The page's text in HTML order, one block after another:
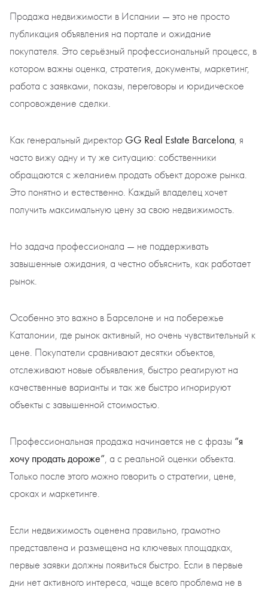
Продажа недвижимости в Испании — это не просто
публикация объявления на портале и ожидание
покупателя. Это серьёзный профессиональный процесс, в
котором важны оценка, стратегия, документы, маркетинг,
работа с заявками, показы, переговоры и юридическое
сопровождение сделки.
Как генеральный директор GG Real Estate Barcelona, я
часто вижу одну и ту же ситуацию: собственники
обращаются с желанием продать объект дороже рынка.
Это понятно и естественно. Каждый владелец хочет
получить максимальную цену за свою недвижимость.
Но задача профессионала — не поддерживать
завышенные ожидания, а честно объяснить, как работает
рынок.
Особенно это важно в Барселоне и на побережье
Каталонии, где рынок активный, но очень чувствительный к
цене. Покупатели сравнивают десятки объектов,
отслеживают новые объявления, быстро реагируют на
качественные варианты и так же быстро игнорируют
объекты с завышенной стоимостью.
Профессиональная продажа начинается не с фразы “я
хочу продать дороже”, а с реальной оценки объекта.
Только после этого можно говорить о стратегии, цене,
сроках и маркетинге.
Если недвижимость оценена правильно, грамотно
представлена и размещена на ключевых площадках,
первые заявки должны появиться быстро. Если в первые
дни нет активного интереса, чаще всего проблема не в